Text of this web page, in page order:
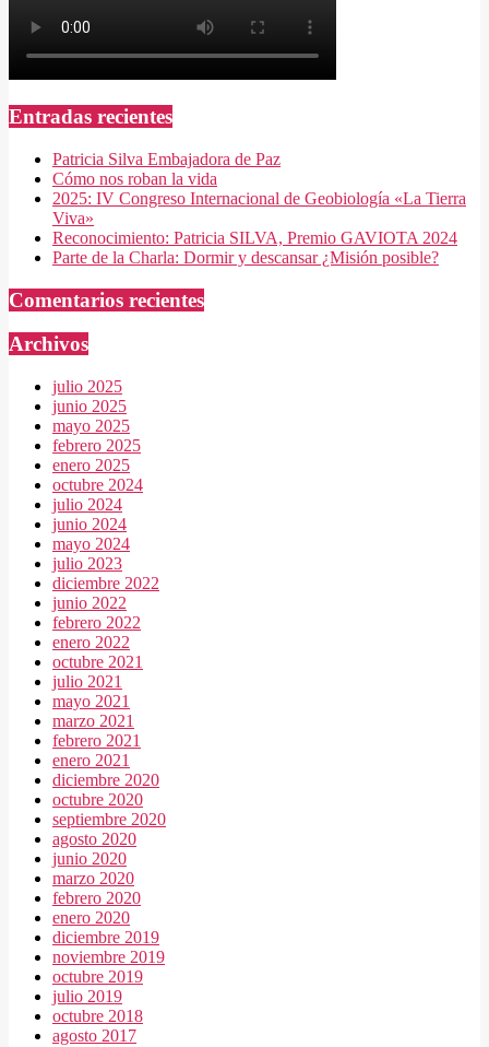
Entradas recientes
Patricia Silva Embajadora de Paz
Cómo nos roban la vida
2025: IV Congreso Internacional de Geobiología «La Tierra
Viva»
Reconocimiento: Patricia SILVA, Premio GAVIOTA 2024
Parte de la Charla: Dormir y descansar ¿Misión posible?
Comentarios recientes
Archivos
julio 2025
junio 2025
mayo 2025
febrero 2025
enero 2025
octubre 2024
julio 2024
junio 2024
mayo 2024
julio 2023
diciembre 2022
junio 2022
febrero 2022
enero 2022
octubre 2021
julio 2021
mayo 2021
marzo 2021
febrero 2021
enero 2021
diciembre 2020
octubre 2020
septiembre 2020
agosto 2020
junio 2020
marzo 2020
febrero 2020
enero 2020
diciembre 2019
noviembre 2019
octubre 2019
julio 2019
octubre 2018
agosto 2017